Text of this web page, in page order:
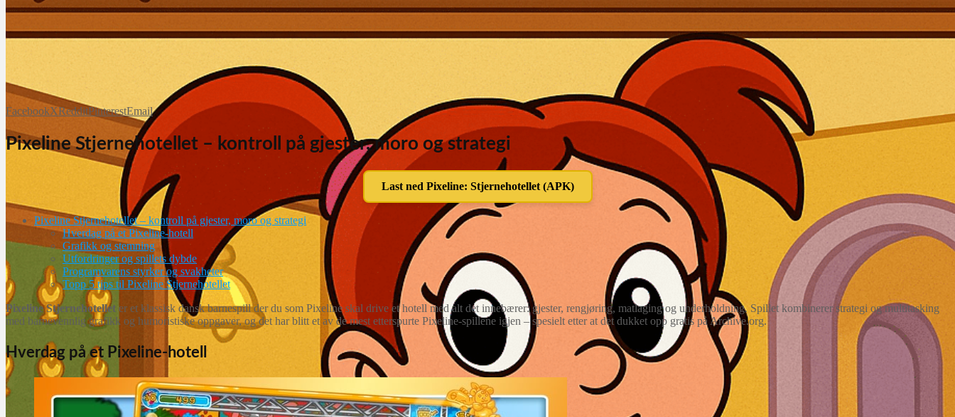
FacebookXRedditPinterestEmail
Pixeline Stjernehotellet – kontroll på gjester, moro og strategi
Last ned Pixeline: Stjernehotellet (APK)
Pixeline Stjernehotellet – kontroll på gjester, moro og strategi
Hverdag på et Pixeline-hotell
Grafikk og stemning
Utfordringer og spillets dybde
Programvarens styrker og svakheter
Topp 5 tips til Pixeline Stjernehotellet
Pixeline Stjernehotellet er et klassisk dansk barnespill der du som Pixeline skal drive et hotell med alt det innebærer: gjester, rengjøring, matlaging og underholdning. Spillet kombinerer strategi og multitasking
med barnevennlig grafikk og humoristiske oppgaver, og det har blitt et av de mest etterspurte Pixeline-spillene igjen – spesielt etter at det dukket opp gratis på Archive.org.
Hverdag på et Pixeline-hotell